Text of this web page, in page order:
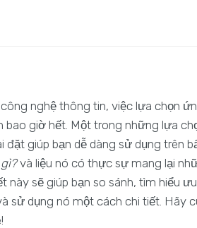
nghệ thông tin, việc lựa chọn
bao giờ hết. Một trong những lựa
đặt giúp bạn dễ dàng sử dụng trên
và liệu nó có thực sự mang lại
này sẽ giúp bạn so sánh, tìm hiểu
sử dụng nó một cách chi tiết. Hãy